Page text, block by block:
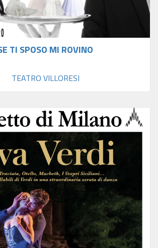
TI SPOSO MI ROVINO
TEATRO VILLORESI